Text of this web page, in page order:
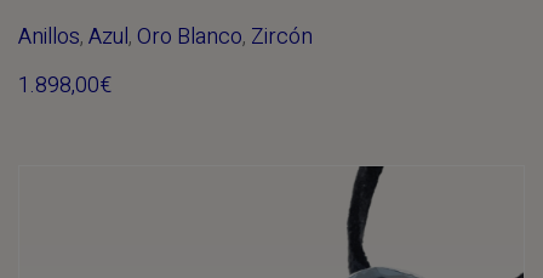
Anillos,Azul,Oro Blanco, Zircón
1.898,00€